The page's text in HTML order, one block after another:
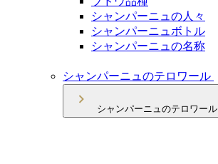
シャンパーニュの人々
シャンパーニュボトル
シャンパーニュの名称
シャンパーニュのテロワール
シャンパーニュのテロワール